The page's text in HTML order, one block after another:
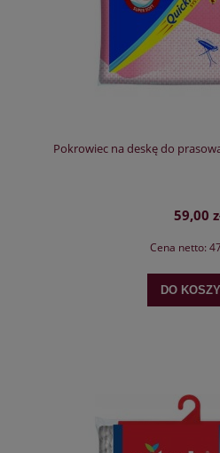
Pokrowiec na deskę do
59,00
Cena netto:
DO